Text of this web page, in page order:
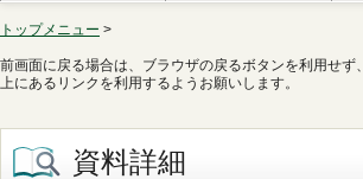
トップメニュー >
前画面に戻る場合は、ブラウザの戻るボタンを利用せず、
上にあるリンクを利用するようお願いします。
資料詳細